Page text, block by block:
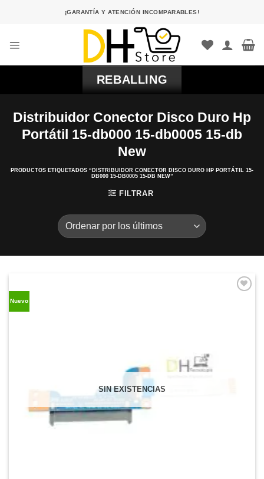
¡GARANTÍA Y ATENCIÓN INCOMPARABLES!
REBALLING
Distribuidor Conector Disco Duro Hp
Portátil 15-db000 15-db0005 15-db
New
PRODUCTOS ETIQUETADOS “DISTRIBUIDOR CONECTOR DISCO DURO HP PORTÁTIL 15-
DB000 15-DB0005 15-DB NEW”
FILTRAR
Nuevo
SIN EXISTENCIAS